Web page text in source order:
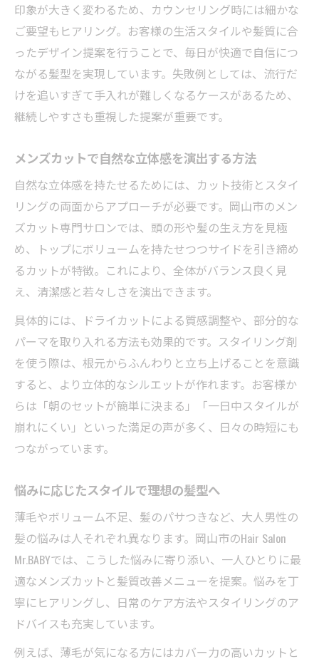
印象が大きく変わるため、カウンセリング時には細かな
ご要望もヒアリング。お客様の生活スタイルや髪質に合
ったデザイン提案を行うことで、毎日が快適で自信につ
ながる髪型を実現しています。失敗例としては、流行だ
けを追いすぎて手入れが難しくなるケースがあるため、
継続しやすさも重視した提案が重要です。
メンズカットで自然な立体感を演出する方法
自然な立体感を持たせるためには、カット技術とスタイ
リングの両面からアプローチが必要です。岡山市のメン
ズカット専門サロンでは、頭の形や髪の生え方を見極
め、トップにボリュームを持たせつつサイドを引き締め
るカットが特徴。これにより、全体がバランス良く見
え、清潔感と若々しさを演出できます。
具体的には、ドライカットによる質感調整や、部分的な
パーマを取り入れる方法も効果的です。スタイリング剤
を使う際は、根元からふんわりと立ち上げることを意識
すると、より立体的なシルエットが作れます。お客様か
らは「朝のセットが簡単に決まる」「一日中スタイルが
崩れにくい」といった満足の声が多く、日々の時短にも
つながっています。
悩みに応じたスタイルで理想の髪型へ
薄毛やボリューム不足、髪のパサつきなど、大人男性の
髪の悩みは人それぞれ異なります。岡山市のHair Salon
Mr.BABYでは、こうした悩みに寄り添い、一人ひとりに最
適なメンズカットと髪質改善メニューを提案。悩みを丁
寧にヒアリングし、日常のケア方法やスタイリングのア
ドバイスも充実しています。
例えば、薄毛が気になる方にはカバー力の高いカットと